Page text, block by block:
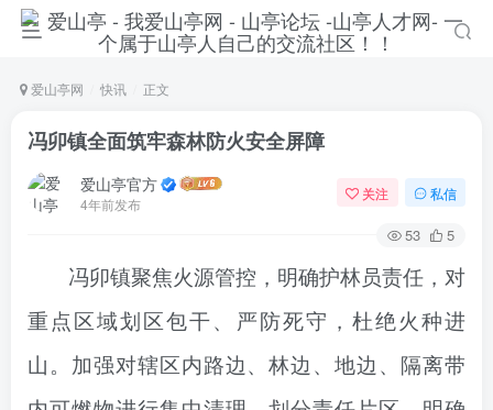
爱山亭网 快讯 正文
冯卯镇全面筑牢森林防火安全屏障
爱山亭官方
4年前发布
关注 私信
53 5
冯卯镇聚焦火源管控，明确护林员责任，对
重点区域划区包干、严防死守，杜绝火种进
山。加强对辖区内路边、林边、地边、隔离带